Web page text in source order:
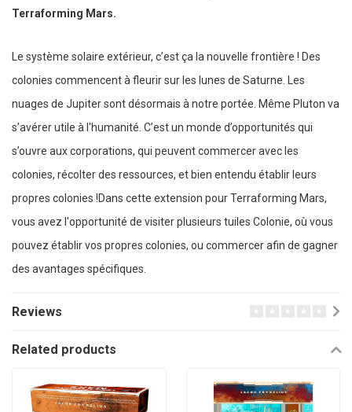
Terraforming Mars.
Le système solaire extérieur, c’est ça la nouvelle frontière ! Des
colonies commencent à fleurir sur les lunes de Saturne. Les
nuages de Jupiter sont désormais à notre portée. Même Pluton va
s’avérer utile à l'humanité. C’est un monde d’opportunités qui
s’ouvre aux corporations, qui peuvent commercer avec les
colonies, récolter des ressources, et bien entendu établir leurs
propres colonies !Dans cette extension pour Terraforming Mars,
vous avez l'opportunité de visiter plusieurs tuiles Colonie, où vous
pouvez établir vos propres colonies, ou commercer afin de gagner
des avantages spécifiques.
Reviews
Related products